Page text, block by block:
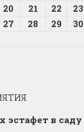
20 21 22
23
27 28 29
30
эстафет в саду